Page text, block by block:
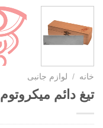
خانه / لوازم جانبی
تیغ دائم